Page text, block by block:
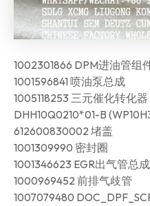
1002301866 DPM进油管组
1001596841 喷油泵总成
1005118253 三元催化转化器
DHH10Q0210*01-B
612600830002 堵盖
1001309990 密封圈
1001346623 EGR出气管总成
1000969452 前排气歧管
1007079480